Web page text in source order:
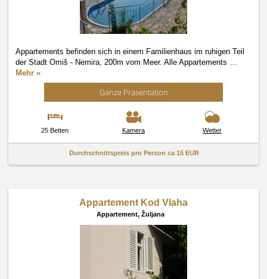
Appartements befinden sich in einem Familienhaus im ruhigen Teil
der Stadt Omiš - Nemira, 200m vom Meer. Alle Appartements …
Mehr »
Ganze Präsentation
25 Betten Kamera Wetter
Durchschnittspreis pro Person ca 15 EUR
Appartement Kod Vlaha
Appartement, Žuljana